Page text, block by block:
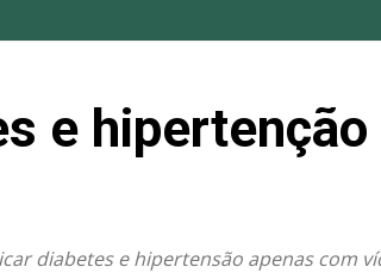
e
diabetes e hipertensão apenas com